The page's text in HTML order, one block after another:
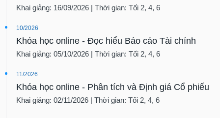
Khai giảng: 16/09/2026 | Thời gian: Tối 2, 4, 6
10/2026
Khóa học online - Đọc hiểu Báo cáo Tài chính
Khai giảng: 05/10/2026 | Thời gian: Tối 2, 4, 6
11/2026
Khóa học online - Phân tích và Định giá Cổ phiếu
Khai giảng: 02/11/2026 | Thời gian: Tối 2, 4, 6